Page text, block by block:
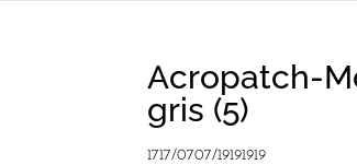
Acropatch-
gris (5)
1717/0707/19191919